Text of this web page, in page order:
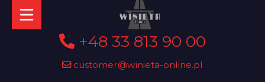
+48 33 813 90 00
customer@winieta-online.pl